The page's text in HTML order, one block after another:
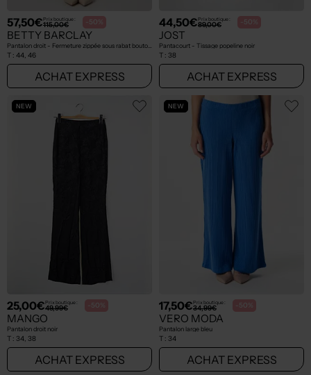
57,50€Prix boutique :
115,00€ -50%
BETTY BARCLAY
Pantalon droit - Fermeture zippée sous rabat boutonné blanc
T : 44, 46
ACHAT EXPRESS
44,50€Prix boutique :
89,00€ -50%
JOST
Pantacourt - Tissage popeline noir
T : 38
ACHAT EXPRESS
NEW
25,00€Prix boutique :
49,99€ -50%
MANGO
Pantalon droit noir
T : 34, 38
ACHAT EXPRESS
NEW
17,50€Prix boutique :
34,99€ -50%
VERO MODA
Pantalon large bleu
T : 34
ACHAT EXPRESS